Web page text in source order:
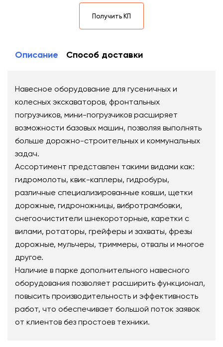
Получить КП
Описание Способ доставки
Навесное оборудование для гусеничных и
колесных экскаваторов, фронтальных
погрузчиков, мини-погрузчиков расширяет
возможности базовых машин, позволяя выполнять
больше дорожно-строительных и коммунальных
задач.
Ассортимент представлен такими видами как:
гидромолоты, квик-каплеры, гидробуры,
различные специализированные ковши, щетки
дорожные, гидроножницы, вибротрамбовки,
снегоочистители шнекороторные, каретки с
вилами, ротаторы, грейферы и захваты, фрезы
дорожные, мульчеры, триммеры, отвалы и многое
другое.
Наличие в парке дополнительного навесного
оборудования позволяет расширить функционал,
повысить производительность и эффективность
работ, что обеспечивает большой поток заявок
от клиентов без простоев техники.